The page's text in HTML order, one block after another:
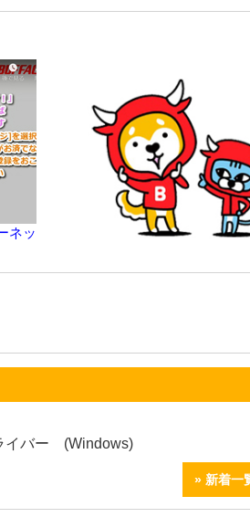
ネッ
イバー (Windows)
» 新着一